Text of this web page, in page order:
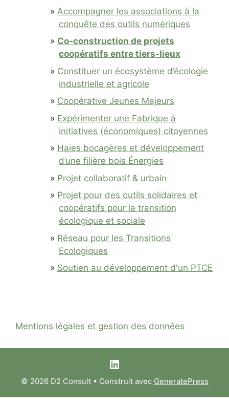
Accompagner les associations à la
conquête des outils numériques
Co-construction de projets
coopératifs entre tiers-lieux
Constituer un écosystème d’écologie
industrielle et agricole
Coopérative Jeunes Majeurs
Expérimenter une Fabrique à
initiatives (économiques) citoyennes
Haies bocagères et développement
d’une filière bois Énergies
Projet collaboratif & urbain
Projet pour des outils solidaires et
coopératifs pour la transition
écologique et sociale
Réseau pour les Transitions
Ecologiques
Soutien au développement d'un PTCE
Mentions légales et gestion des données
LinkedIn
© 2026 D2 Consult• Construit avec GeneratePress